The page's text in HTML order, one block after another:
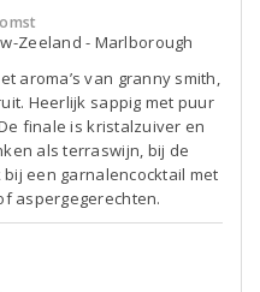
Zeeland - Marlborough
aroma’s van granny smith,
Heerlijk sappig met puur
finale is kristalzuiver en
als terraswijn, bij de
een garnalencocktail met
aspergegerechten.